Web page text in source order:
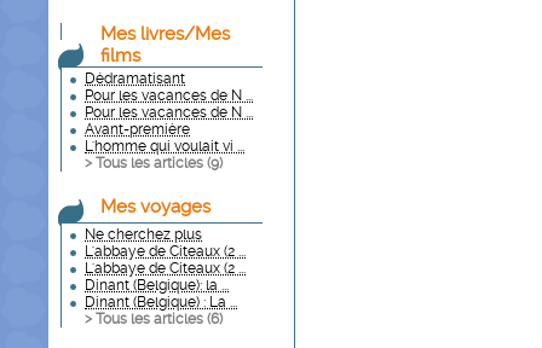
Mes livres/Mes
films
Dédramatisant
Pour les vacances de N ...
Pour les vacances de N ...
Avant-première
L'homme qui voulait vi ...
> Tous les articles (9)
Mes voyages
Ne cherchez plus
L'abbaye de Citeaux (2 ...
L'abbaye de Citeaux (2 ...
Dinant (Belgique): la ...
Dinant (Belgique) : La ...
> Tous les articles (6)